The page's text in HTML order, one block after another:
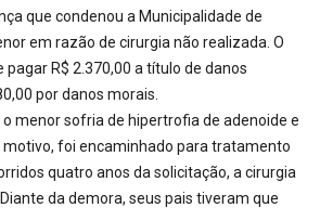
que condenou a Municipalidade de
em razão de cirurgia não realizada. O
R$ 2.370,00 a título de danos
por danos morais.
menor sofria de hipertrofia de adenoide e
motivo, foi encaminhado para tratamento
quatro anos da solicitação, a cirurgia
da demora, seus pais tiveram que